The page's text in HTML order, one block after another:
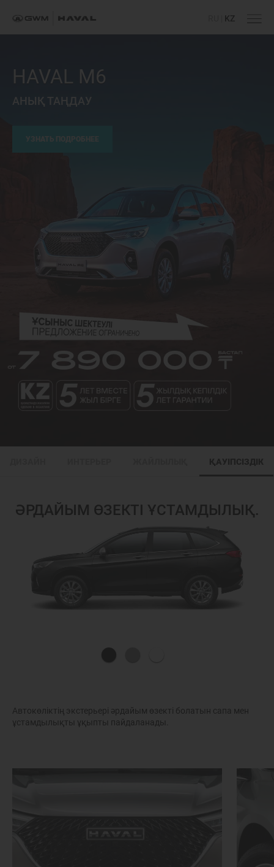
KZ
HAVAL M6
АНЫҚ ТАҢДАУ
УЗНАТЬ ПОДРОБНЕЕ
ӘРДАЙЫМ ӨЗЕКТІ ҰСТАМДЫЛЫҚ.
Автокөліктің экстерьері әрдайым өзекті болатын сапа мен
ұстамдылықты ұқыпты пайдаланады.